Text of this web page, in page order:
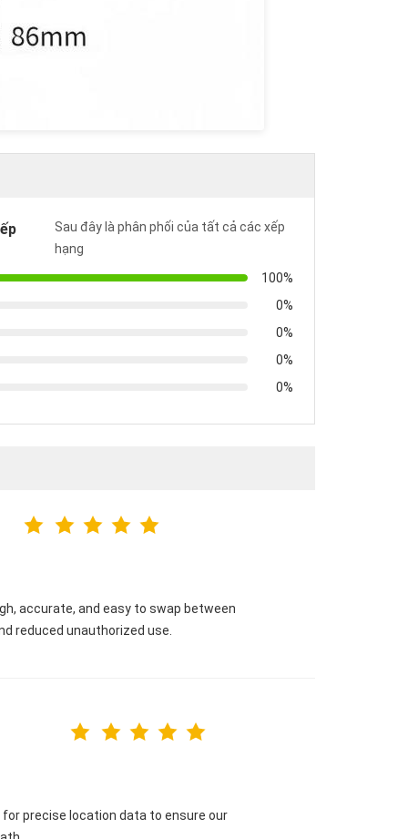
Sau đây là phân phối của tất cả các xếp
hạng
100%
0%
0%
0%
0%
accurate, and easy to swap between
reduced unauthorized use.
for precise location data to ensure our